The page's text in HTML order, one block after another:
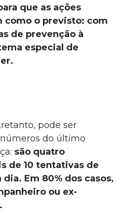
que as ações
como o previsto: com
de prevenção à
especial de
pode ser
do último
são quatro
de 10 tentativas de
dia. Em 80% dos casos,
ou ex-